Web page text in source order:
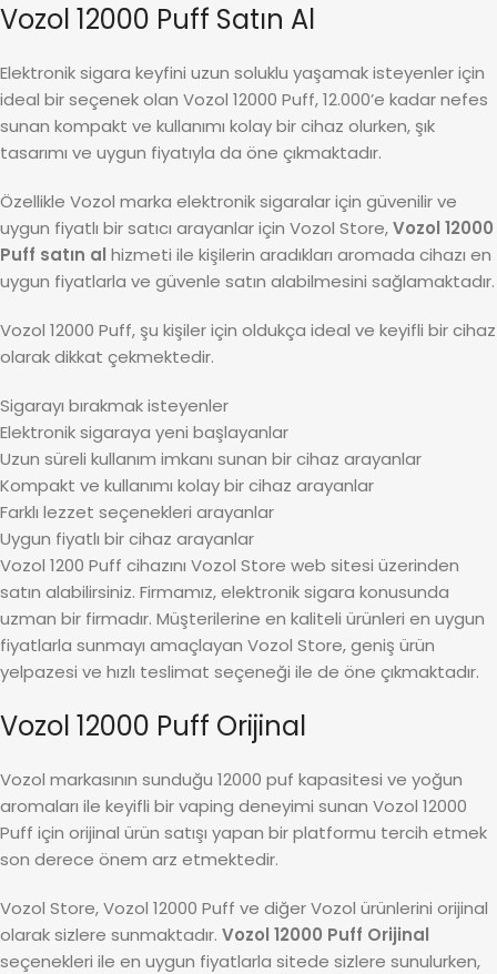
Vozol 12000 Puff Satın Al
Elektronik sigara keyfini uzun soluklu yaşamak isteyenler için
ideal bir seçenek olan Vozol 12000 Puff, 12.000’e kadar nefes
sunan kompakt ve kullanımı kolay bir cihaz olurken, şık
tasarımı ve uygun fiyatıyla da öne çıkmaktadır.
Özellikle Vozol marka elektronik sigaralar için güvenilir ve
uygun fiyatlı bir satıcı arayanlar için Vozol Store,Vozol 12000
Puff satın al hizmeti ile kişilerin aradıkları aromada cihazı en
uygun fiyatlarla ve güvenle satın alabilmesini sağlamaktadır.
Vozol 12000 Puff, şu kişiler için oldukça ideal ve keyifli bir cihaz
olarak dikkat çekmektedir.
Sigarayı bırakmak isteyenler
Elektronik sigaraya yeni başlayanlar
Uzun süreli kullanım imkanı sunan bir cihaz arayanlar
Kompakt ve kullanımı kolay bir cihaz arayanlar
Farklı lezzet seçenekleri arayanlar
Uygun fiyatlı bir cihaz arayanlar
Vozol 1200 Puff cihazını Vozol Store web sitesi üzerinden
satın alabilirsiniz. Firmamız, elektronik sigara konusunda
uzman bir firmadır. Müşterilerine en kaliteli ürünleri en uygun
fiyatlarla sunmayı amaçlayan Vozol Store, geniş ürün
yelpazesi ve hızlı teslimat seçeneği ile de öne çıkmaktadır.
Vozol 12000 Puff Orijinal
Vozol markasının sunduğu 12000 puf kapasitesi ve yoğun
aromaları ile keyifli bir vaping deneyimi sunan Vozol 12000
Puff için orijinal ürün satışı yapan bir platformu tercih etmek
son derece önem arz etmektedir.
Vozol Store, Vozol 12000 Puff ve diğer Vozol ürünlerini orijinal
olarak sizlere sunmaktadır. Vozol 12000 Puff Orijinal
seçenekleri ile en uygun fiyatlarla sitede sizlere sunulurken,